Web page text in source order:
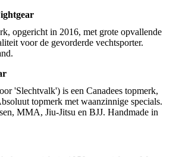
opgericht in 2016, met grote opvallende
voor de gevorderde vechtsporter.
'Slechtvalk') is een Canadees topmerk,
topmerk met waanzinnige specials.
MMA, Jiu-Jitsu en BJJ. Handmade in